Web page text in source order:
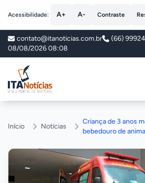
Acessibilidade: A+ A- Contraste
contato@itanoticias.com.br
(66)
08/08/2026 08:08
ITA Notícias
Início Notícias
Criança de 3 anos
bebedouro de